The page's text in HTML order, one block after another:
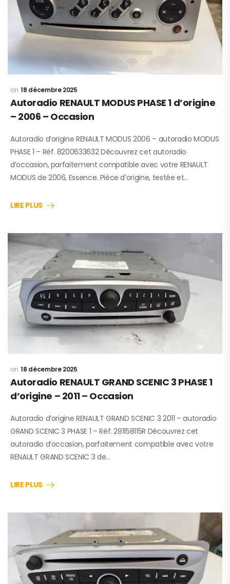
18 décembre 2025
Autoradio RENAULT MODUS PHASE 1 d’origine
– 2006 – Occasion
Autoradio d’origine RENAULT MODUS 2006 – autoradio MODUS
PHASE 1 – Réf. 8200633632 Découvrez cet autoradio
d’occasion, parfaitement compatible avec votre RENAULT
MODUS de 2006, Essence. Pièce d’origine, testée et…
LIRE PLUS
18 décembre 2025
Autoradio RENAULT GRAND SCENIC 3 PHASE 1
d’origine – 2011 – Occasion
Autoradio d’origine RENAULT GRAND SCENIC 3 2011 – autoradio
GRAND SCENIC 3 PHASE 1 – Réf. 281158115R Découvrez cet
autoradio d’occasion, parfaitement compatible avec votre
RENAULT GRAND SCENIC 3 de…
LIRE PLUS